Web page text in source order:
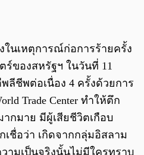
ในเหตุการณ์ก่อการร้ายครั้ง
ของสหรัฐฯ ในวันที่ 11
ลีชีพต่อเนื่อง 4 ครั้งด้วยการ
Trade Center ทำให้ตึก
กมาย มีผู้เสียชีวิตเกือบ
ชื่อว่า เกิดจากกลุ่มอิสลาม
ามเป็นจริงนั้นไม่มีใครทราบ